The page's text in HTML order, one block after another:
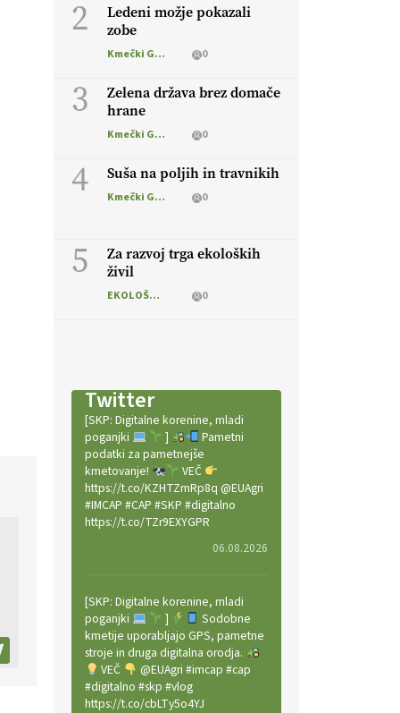
2
Ledeni možje pokazali
zobe
Kmečki Glas 0
3
Zelena država brez domače
hrane
Kmečki Glas 0
4 Suša na poljih in travnikih
Kmečki Glas 0
5
Za razvoj trga ekoloških
živil
EKOLOŠKO LOGIČNO 0
Twitter
[SKP: Digitalne korenine, mladi
poganjki
]
Pametni
podatki za pametnejše
kmetovanje!
VEČ
https://t.co/KZHTZmRp8q @EUAgri
#IMCAP #CAP #SKP #digitalno
https://t.co/TZr9EXYGPR
06.08.2026
[SKP: Digitalne korenine, mladi
poganjki
]
Sodobne
kmetije uporabljajo GPS, pametne
stroje in druga digitalna orodja.
VEČ
@EUAgri #imcap #cap
#digitalno #skp #vlog
https://t.co/cbLTy5o4YJ